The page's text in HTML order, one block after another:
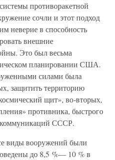
противоракетной
сочли и этот подход
неверие в способность
внешние
Это был весьма
планировании США.
силами была
защитить территорию
щит», во-вторых,
противника, быстрого
СССР.
виды вооружений были
до 8,5 %— 10 % в